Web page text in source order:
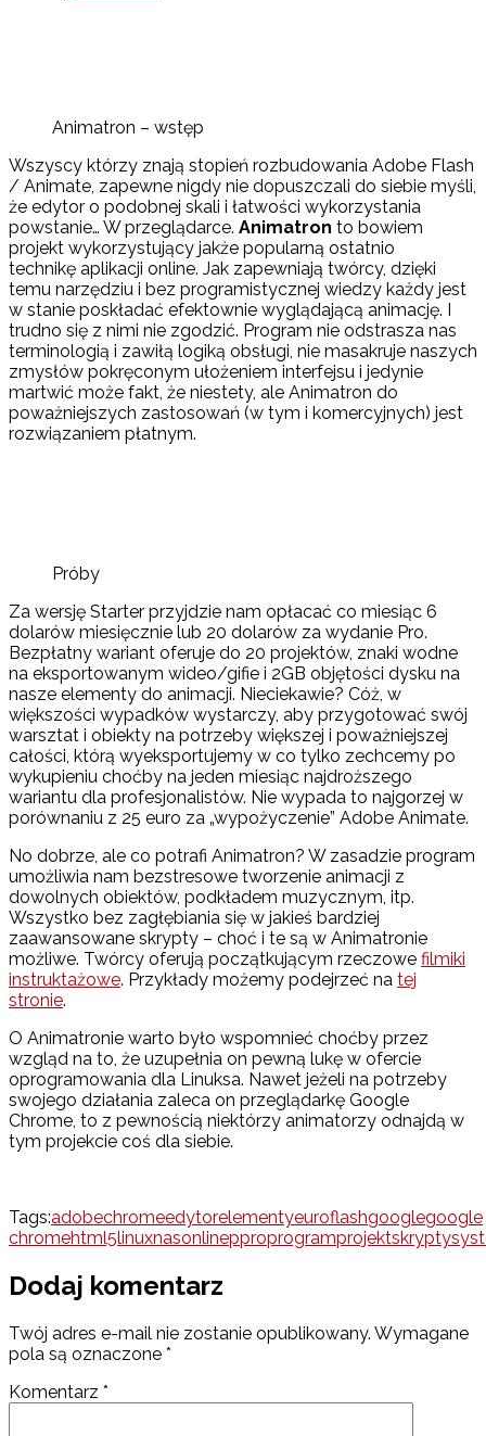
Animatron – wstęp
Wszyscy którzy znają stopień rozbudowania Adobe Flash
/ Animate, zapewne nigdy nie dopuszczali do siebie myśli,
że edytor o podobnej skali i łatwości wykorzystania
powstanie… W przeglądarce. Animatron to bowiem
projekt wykorzystujący jakże popularną ostatnio
technikę aplikacji online. Jak zapewniają twórcy, dzięki
temu narzędziu i bez programistycznej wiedzy każdy jest
w stanie poskładać efektownie wyglądającą animację. I
trudno się z nimi nie zgodzić. Program nie odstrasza nas
terminologią i zawiłą logiką obsługi, nie masakruje naszych
zmysłów pokręconym ułożeniem interfejsu i jedynie
martwić może fakt, że niestety, ale Animatron do
poważniejszych zastosowań (w tym i komercyjnych) jest
rozwiązaniem płatnym.
Próby
Za wersję Starter przyjdzie nam opłacać co miesiąc 6
dolarów miesięcznie lub 20 dolarów za wydanie Pro.
Bezpłatny wariant oferuje do 20 projektów, znaki wodne
na eksportowanym wideo/gifie i 2GB objętości dysku na
nasze elementy do animacji. Nieciekawie? Cóż, w
większości wypadków wystarczy, aby przygotować swój
warsztat i obiekty na potrzeby większej i poważniejszej
całości, którą wyeksportujemy w co tylko zechcemy po
wykupieniu choćby na jeden miesiąc najdroższego
wariantu dla profesjonalistów. Nie wypada to najgorzej w
porównaniu z 25 euro za „wypożyczenie” Adobe Animate.
No dobrze, ale co potrafi Animatron? W zasadzie program
umożliwia nam bezstresowe tworzenie animacji z
dowolnych obiektów, podkładem muzycznym, itp.
Wszystko bez zagłębiania się w jakieś bardziej
zaawansowane skrypty – choć i te są w Animatronie
możliwe. Twórcy oferują początkującym rzeczowe filmiki
instruktażowe. Przykłady możemy podejrzeć na tej
stronie.
O Animatronie warto było wspomnieć choćby przez
wzgląd na to, że uzupełnia on pewną lukę w ofercie
oprogramowania dla Linuksa. Nawet jeżeli na potrzeby
swojego działania zaleca on przeglądarkę Google
Chrome, to z pewnością niektórzy animatorzy odnajdą w
tym projekcie coś dla siebie.
Tags:adobechromeedytorelementyeuroflashgooglegoogle
chromehtml5linuxnasonlinepproprogramprojektskrypty
Dodaj komentarz
Twój adres e-mail nie zostanie opublikowany. Wymagane
pola są oznaczone *
Komentarz *